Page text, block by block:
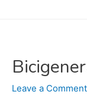
(vídeo)
Leave a Comment